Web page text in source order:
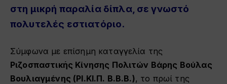
στη μικρή παραλία δίπλα, σε γνωστό
πολυτελές εστιατόριο.
Σύμφωνα με επίσημη καταγγελία της
Ριζοσπαστικής Κίνησης Πολιτών Βάρης Βούλας
Βουλιαγμένης (ΡΙ.ΚΙ.Π. Β.Β.Β.), το πρωί της